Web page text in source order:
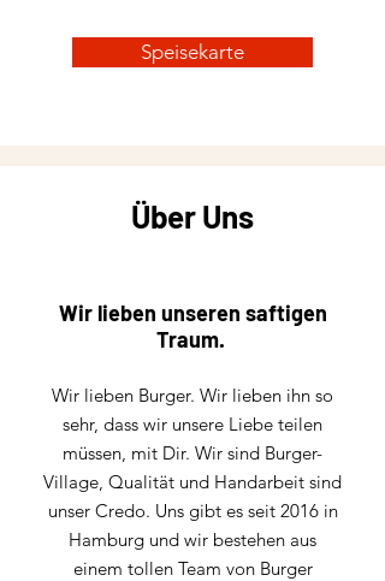
Speisekarte
Über Uns
Wir lieben unseren saftigen
Traum.
Wir lieben Burger. Wir lieben ihn so
sehr, dass wir unsere Liebe teilen
müssen, mit Dir. Wir sind Burger-
Village, Qualität und Handarbeit sind
unser Credo. Uns gibt es seit 2016 in
Hamburg und wir bestehen aus
einem tollen Team von Burger